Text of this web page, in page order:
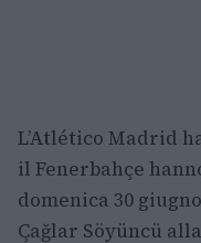
L’Atlético Madrid
il Fenerbahçe
domenica 30
Çağlar Söyüncü